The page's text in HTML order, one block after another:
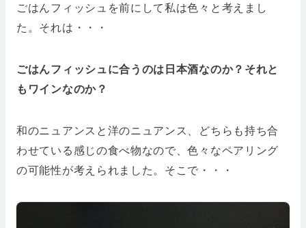
ごはんフィッシュを前にして私は色々と考えまし
た。それは・・・
ごはんフィッシュに合うのは日本酒なのか？それと
もワインなのか？
和のニュアンスと洋のニュアンス、どちらも持ち合
わせている感じの食べ物なので、色々なペアリング
の可能性が考えられました。そこで・・・